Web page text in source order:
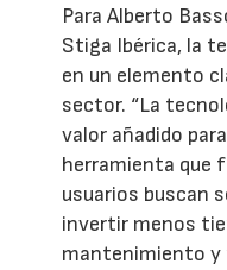
Para Alberto
Stiga Ibérica, la
en un elemento
sector. “La
valor añadido
herramienta que
usuarios buscan
invertir menos
mantenimiento y